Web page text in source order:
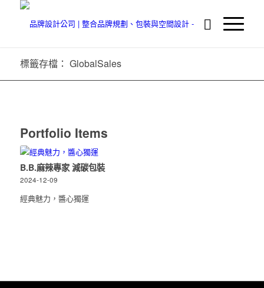
標籤存檔： GlobalSales
Portfolio Items
B.B.麻辣專家 減碳包裝
2024-12-09
經典魅力，醬心獨運